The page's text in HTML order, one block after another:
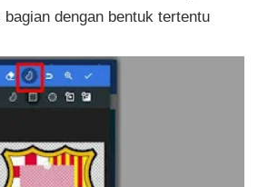
dengan bentuk tertentu